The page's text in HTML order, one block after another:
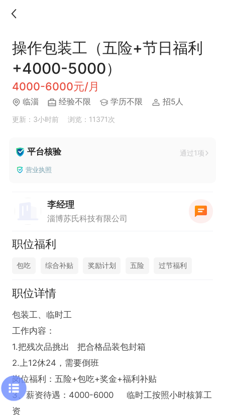
操作包装工（五险+节日福利
+4000-5000）
4000-6000元/月
临淄 经验不限 学历不限 招5人
更新：3小时前 浏览：11371次
平台核验 通过1项
营业执照
李经理
淄博苏氏科技有限公司
职位福利
包吃 综合补贴 奖励计划 五险 过节福利
职位详情
包装工、临时工
工作内容：
1.把残次品挑出   把合格品装包封箱
2.上12休24，需要倒班
岗位福利：五险+包吃+奖金+福利补贴
3、薪资待遇：4000-6000     临时工按照小时核算工
资